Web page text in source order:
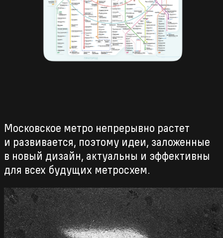
Московское метро непрерывно растет
и развивается, поэтому идеи, заложенные
в новый дизайн, актуальны и эффективны
для всех будущих метросхем.